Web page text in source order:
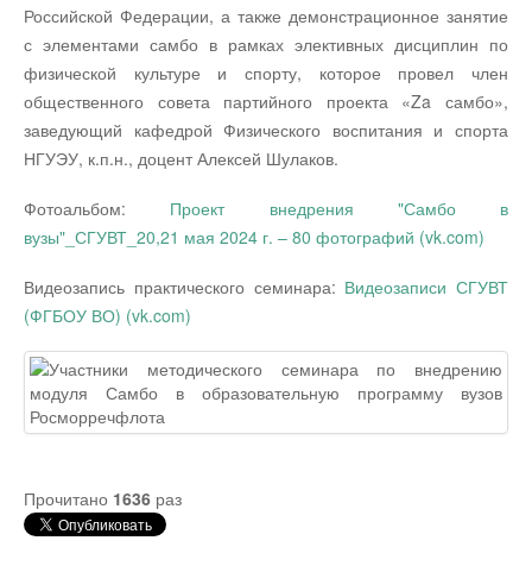
Российской Федерации, а также демонстрационное занятие
с элементами самбо в рамках элективных дисциплин по
физической культуре и спорту, которое провел член
общественного совета партийного проекта «Za самбо»,
заведующий кафедрой Физического воспитания и спорта
НГУЭУ, к.п.н., доцент Алексей Шулаков.
Фотоальбом: Проект внедрения "Самбо в
вузы"_СГУВТ_20,21 мая 2024 г. – 80 фотографий (vk.com)
Видеозапись практического семинара: Видеозаписи СГУВТ
(ФГБОУ ВО) (vk.com)
Прочитано 1636 раз